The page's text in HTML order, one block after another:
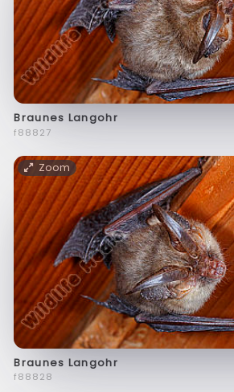
Braunes Langohr
f88827
Zoom
Braunes Langohr
f88828